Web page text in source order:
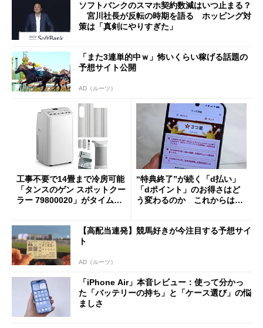
ソフトバンクのスマホ契約数減はいつ止まる？
宮川社長が反転の時期を語る ホッピング対
策は「真剣にやりすぎた」
「また3連単的中ｗ」怖いくらい稼げる話題の
予想サイト公開
AD（ルーツ）
工事不要で14畳まで冷房可能
「タンスのゲン スポットクー
ラー 79800020」がタイムセ
“特典終了”が続く「d払い」
「dポイント」のお得さはど
う変わるのか これからは
【高配当連発】競馬好きが今注目する予想サイ
ト
AD（ルーツ）
「iPhone Air」本音レビュー：使って分かっ
た「バッテリーの持ち」と「ケース選び」の悩
ましさ